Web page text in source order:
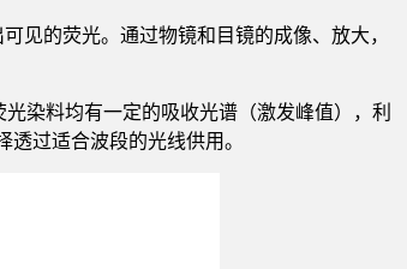
见的荧光。通过物镜和目镜的成像、放大，
染料均有一定的吸收光谱（激发峰值），利
过适合波段的光线供用。